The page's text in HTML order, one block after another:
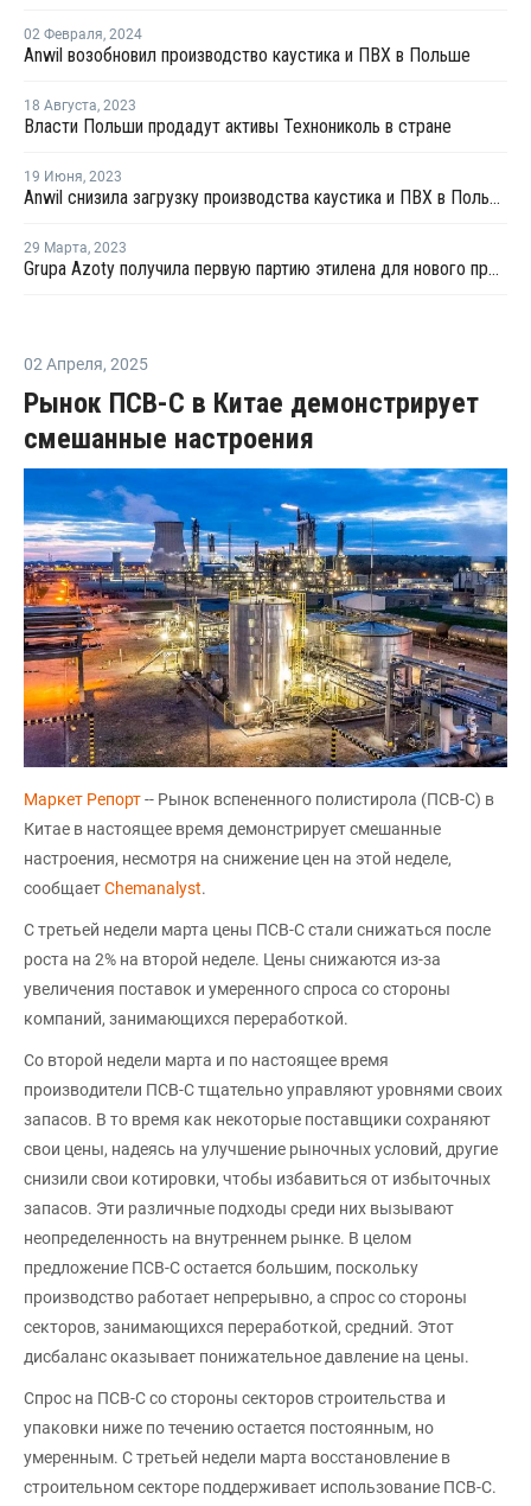
02 Февраля, 2024
Anwil возобновил производство каустика и ПВХ в Польше
18 Августа, 2023
Власти Польши продадут активы Технониколь в стране
19 Июня, 2023
Anwil снизила загрузку производства каустика и ПВХ в Польше
29 Марта, 2023
Grupa Azoty получила первую партию этилена для нового производства
02 Апреля, 2025
Рынок ПСВ-С в Китае демонстрирует
смешанные настроения
Маркет Репорт-- Рынок вспененного полистирола (ПСВ-С) в
Китае в настоящее время демонстрирует смешанные
настроения, несмотря на снижение цен на этой неделе,
сообщаетChemanalyst.
С третьей недели марта цены ПСВ-С стали снижаться после
роста на 2% на второй неделе. Цены снижаются из-за
увеличения поставок и умеренного спроса со стороны
компаний, занимающихся переработкой.
Со второй недели марта и по настоящее время
производители ПСВ-С тщательно управляют уровнями своих
запасов. В то время как некоторые поставщики сохраняют
свои цены, надеясь на улучшение рыночных условий, другие
снизили свои котировки, чтобы избавиться от избыточных
запасов. Эти различные подходы среди них вызывают
неопределенность на внутреннем рынке. В целом
предложение ПСВ-С остается большим, поскольку
производство работает непрерывно, а спрос со стороны
секторов, занимающихся переработкой, средний. Этот
дисбаланс оказывает понижательное давление на цены.
Спрос на ПСВ-С со стороны секторов строительства и
упаковки ниже по течению остается постоянным, но
умеренным. С третьей недели марта восстановление в
строительном секторе поддерживает использование ПСВ-С.